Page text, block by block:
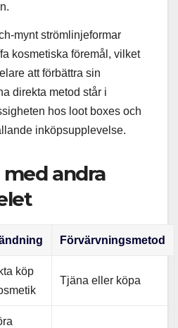
mynt strömlinjeformar
kosmetiska föremål, vilket
att förbättra sin
direkta metod står i
hos loot boxes och
inköpsupplevelse.
andra
Förvärvningsmetod
köp
Tjäna eller köpa